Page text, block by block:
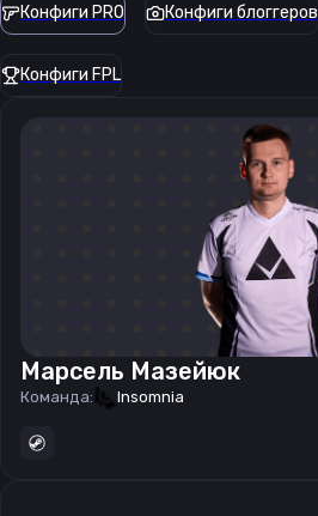
Конфиги PRO Конфиги блоггеров
Конфиги FPL
Марсель Мазейюк
Команда: Insomnia